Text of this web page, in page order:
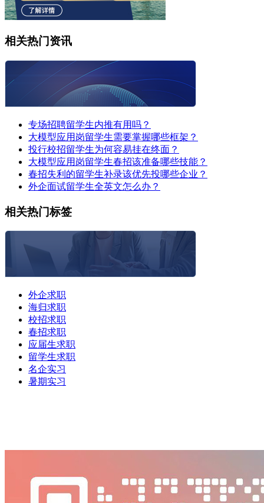
相关热门资讯
专场招聘留学生内推有用吗？
大模型应用岗留学生需要掌握哪些框架？
投行校招留学生为何容易挂在终面？
大模型应用岗留学生春招该准备哪些技能？
春招失利的留学生补录该优先投哪些企业？
外企面试留学生全英文怎么办？
相关热门标签
外企求职
海归求职
校招求职
春招求职
应届生求职
留学生求职
名企实习
暑期实习